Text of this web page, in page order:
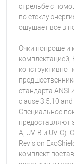
стрельбе с
по стеклу
ощущает все в
Очки попроще и
комплектацией,
конструктивно
стандарта ANSI
clause 3.5.10 and
Специальное
предоставляют
A, UV-B и UV-C).
Revision
комплект